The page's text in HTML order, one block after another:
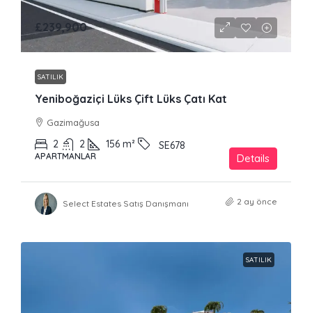
£239,900
SATILIK
Yeniboğaziçi Lüks Çift Lüks Çatı Kat
Gazimağusa
2 2 156 m² SE678
APARTMANLAR Details
Select Estates Satış Danışmanı 2 ay önce
SATILIK